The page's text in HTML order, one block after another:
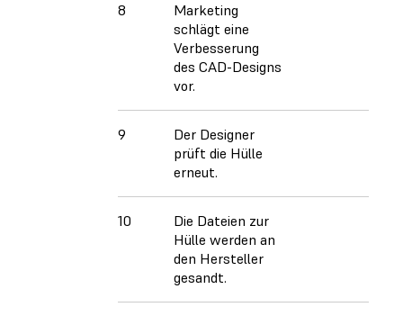
8
Marketing
schlägt eine
Verbesserung
des CAD-Designs
vor.
9
Der Designer
prüft die Hülle
erneut.
10
Die Dateien zur
Hülle werden an
den Hersteller
gesandt.